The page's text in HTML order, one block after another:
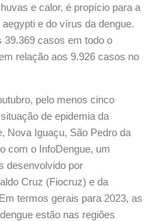
e calor, é propício para a
e do vírus da dengue.
39.369 casos em todo o
relação aos 9.926 casos no
pelo menos cinco
de epidemia da
Nova Iguaçu, São Pedro da
com o InfoDengue, um
desenvolvido por
Cruz (Fiocruz) e da
termos gerais para 2023, as
estão nas regiões